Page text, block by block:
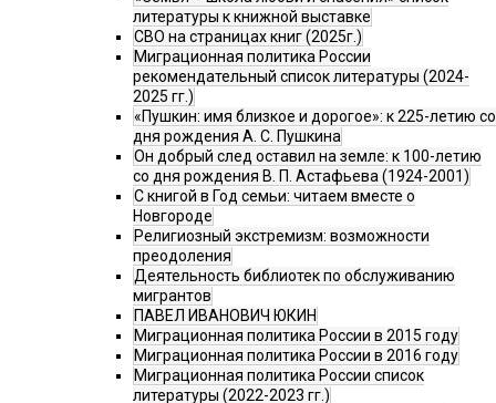
литературы к книжной выставке
СВО на страницах книг (2025г.)
Миграционная политика России
рекомендательный список литературы (2024-
2025 гг.)
«Пушкин: имя близкое и дорогое»: к 225-летию со
дня рождения А. С. Пушкина
Он добрый след оставил на земле: к 100-летию
со дня рождения В. П. Астафьева (1924-2001)
С книгой в Год семьи: читаем вместе о
Новгороде
Религиозный экстремизм: возможности
преодоления
Деятельность библиотек по обслуживанию
мигрантов
ПАВЕЛ ИВАНОВИЧ ЮКИН
Миграционная политика России в 2015 году
Миграционная политика России в 2016 году
Миграционная политика России список
литературы (2022-2023 гг.)